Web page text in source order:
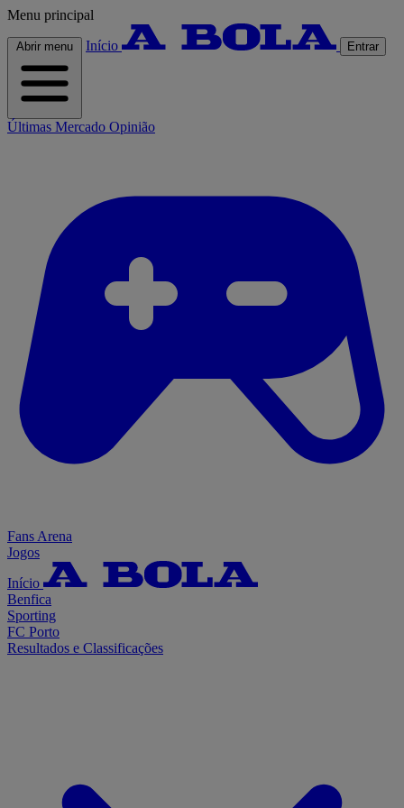
Menu principal
Abrir menu Início Entrar
Últimas Mercado Opinião
Fans Arena
Jogos
Início
Benfica
Sporting
FC Porto
Resultados e Classificações